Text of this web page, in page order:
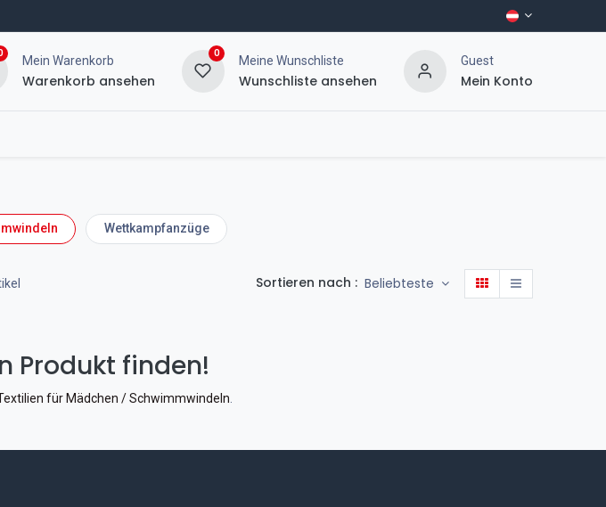
Mein Warenkorb
Warenkorb ansehen
0
Meine Wunschliste
Wunschliste ansehen
Guest
Mein Konto
Wettkampfanzüge
Sortieren nach : Beliebteste
Produkt finden!
für Mädchen / Schwimmwindeln